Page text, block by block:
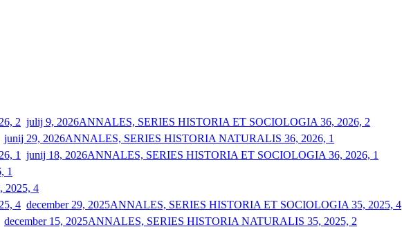
julij 9, 2026ANNALES, SERIES HISTORIA ET SOCIOLOGIA 36, 2026, 2
junij 29, 2026ANNALES, SERIES HISTORIA NATURALIS 36, 2026, 1
junij 18, 2026ANNALES, SERIES HISTORIA ET SOCIOLOGIA 36, 2026, 1
1
2025, 4
december 29, 2025ANNALES, SERIES HISTORIA ET SOCIOLOGIA 35, 2025, 4
december 15, 2025ANNALES, SERIES HISTORIA NATURALIS 35, 2025, 2